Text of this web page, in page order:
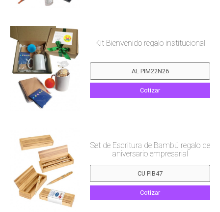
Kit Bienvenido regalo institucional
Cotizar
Set de Escritura de Bambú regalo de
aniversario empresarial
Cotizar